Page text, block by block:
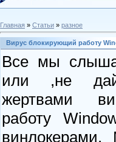
Главная » Статьи » разное
Вирус блокирующий работу
Все мы
или ,не дай
жертвами
работу
винлокерами.